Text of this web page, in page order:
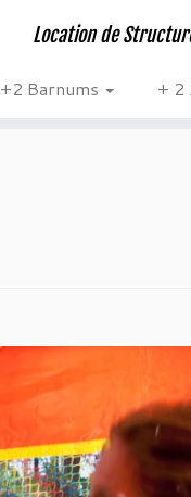
Location de
+2 Barnums + 2